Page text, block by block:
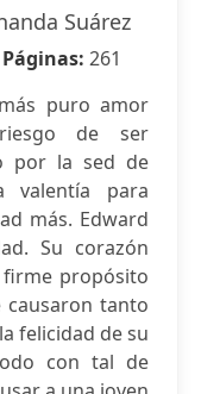
Suárez
261
puro amor
de ser
por la sed de
valentía para
más. Edward
Su corazón
propósito
causaron tanto
felicidad de su
con tal de